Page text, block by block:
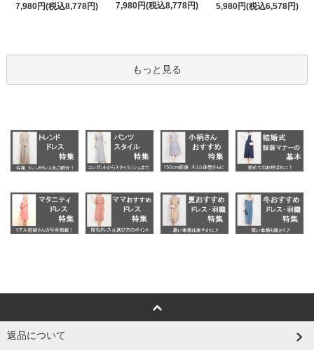
7,980円(税込8,778円)
7,980円(税込8,778円)
5,980円(税込6,578円)
もっと見る
返品について